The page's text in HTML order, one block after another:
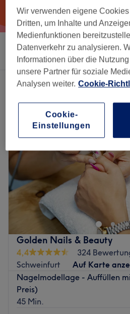
Sortieren nach Salons
Ein Salon, der anbietet: nägel auffüllen in
Golden Nails & Beauty
4,4
324
Schweinfurt
Auf Karte
Nagelmodellage - Auffüllen
Preis)
45 Min.
Wir verwenden eigene
Dritten, um Inhalte und
Medienfunktionen
Datenverkehr zu analysieren.
Informationen über die
unsere Partner für soziale
Analysen weiter. Cookie-
Cookie-
Einstellungen